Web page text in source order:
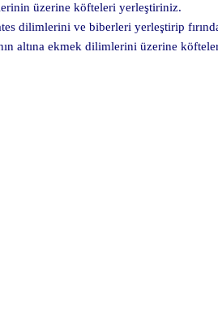
üzerine köfteleri yerleştiriniz.
dilimlerini ve biberleri yerleştirip
altına ekmek dilimlerini üzerine